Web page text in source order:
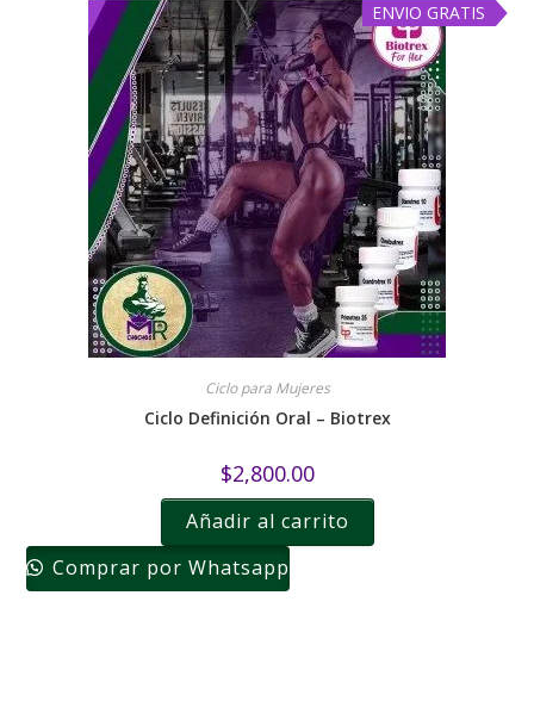
ENVIO GRATIS
Ciclo para Mujeres
Ciclo Definición Oral – Biotrex
$2,800.00
Añadir al carrito
Comprar por Whatsapp